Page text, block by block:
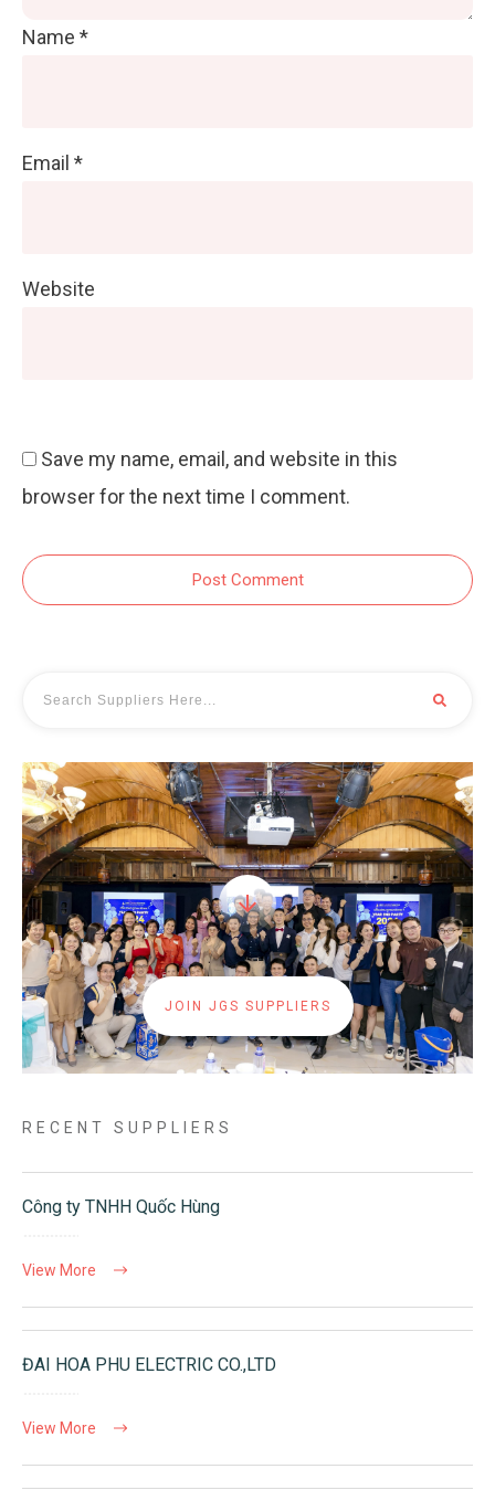
Name *
Email *
Website
Save my name, email, and website in this
browser for the next time I comment.
Post Comment
JOIN JGS SUPPLIERS
RECENT SUPPLIERS
Công ty TNHH Quốc Hùng
View More
ĐAI HOA PHU ELECTRIC CO.,LTD
View More